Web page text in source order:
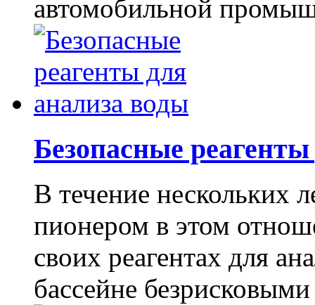
автомобильной
Безопасные
В течение нескольких
пионером в этом
своих реагентах для
бассейне